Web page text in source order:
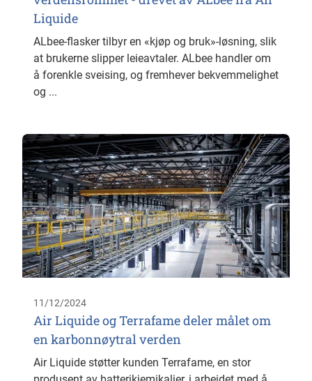
Liquide
ALbee-flasker tilbyr en «kjøp og bruk»-løsning, slik
at brukerne slipper leieavtaler. ALbee handler om
å forenkle sveising, og fremhever bekvemmelighet
og ...
11/12/2024
Air Liquide og Terrafame deler målet om
en karbonnøytral verden
Air Liquide støtter kunden Terrafame, en stor